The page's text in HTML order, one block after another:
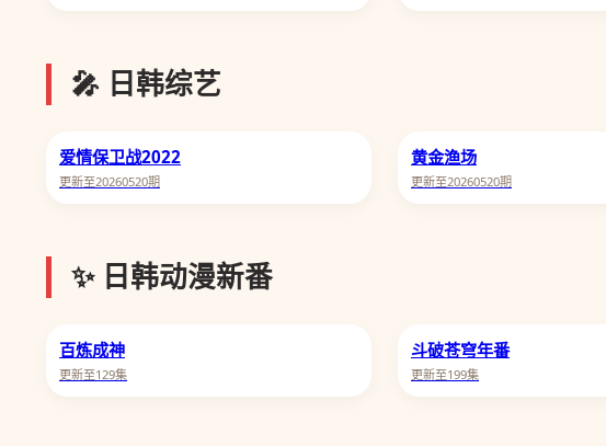
🎤 日韩综艺
爱情保卫战2022
更新至20260520期
黄金渔场
更新至20260520期
✨ 日韩动漫新番
百炼成神
更新至129集
斗破苍穹年番
更新至199集